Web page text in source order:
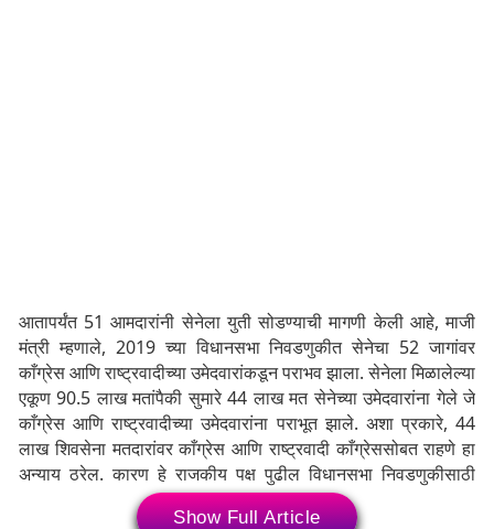
आतापर्यंत 51 आमदारांनी सेनेला युती सोडण्याची मागणी केली आहे, माजी
मंत्री म्हणाले, 2019 च्या विधानसभा निवडणुकीत सेनेचा 52 जागांवर
काँग्रेस आणि राष्ट्रवादीच्या उमेदवारांकडून पराभव झाला. सेनेला मिळालेल्या
एकूण 90.5 लाख मतांपैकी सुमारे 44 लाख मत सेनेच्या उमेदवारांना गेले जे
काँग्रेस आणि राष्ट्रवादीच्या उमेदवारांना पराभूत झाले. अशा प्रकारे, 44
लाख शिवसेना मतदारांवर काँग्रेस आणि राष्ट्रवादी काँग्रेससोबत राहणे हा
अन्याय ठरेल. कारण हे राजकीय पक्ष पुढील विधानसभा निवडणुकीसाठी
कोणत्याही निवडणूकपूर्व युतीमध्ये जागांसाठी दावे करण्याच्या तयारीत आहेत.
Show Full Article